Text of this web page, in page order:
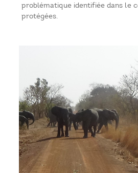
problématique identifiée dans le
protégées.